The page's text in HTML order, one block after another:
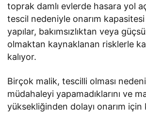
toprak damlı evlerde hasara yol
tescil nedeniyle onarım kapasitesi
yapılar, bakımsızlıktan veya
olmaktan kaynaklanan risklerle
kalıyor.
Birçok malik, tescilli olması
müdahaleyi yapamadıklarını ve
yüksekliğinden dolayı onarım için